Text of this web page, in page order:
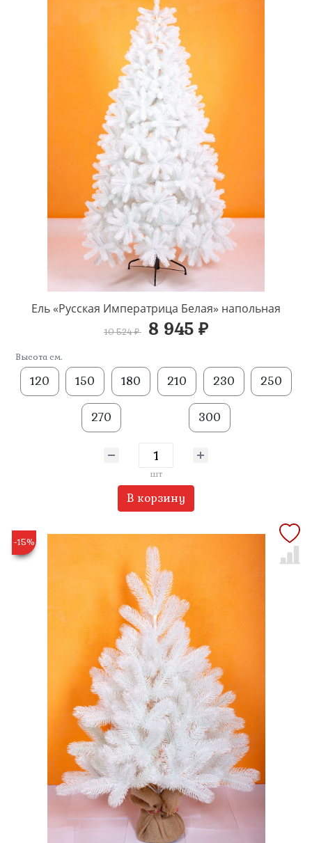
Ель «Русская Императрица Белая» напольная
10 524 ₽ 8 945 ₽
Высота см.
120 150 180 210 230 250
270 300
шт
В корзину
-15%